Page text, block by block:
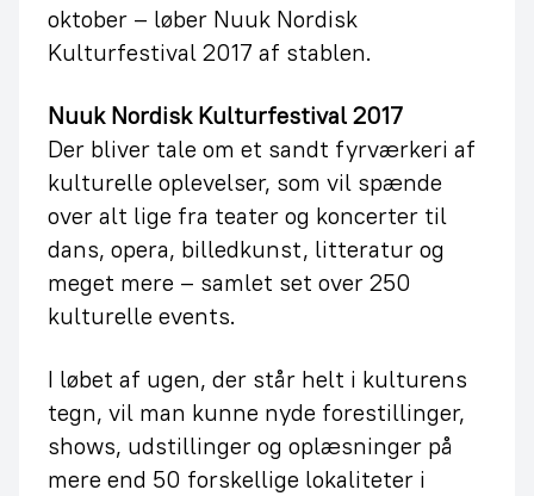
oktober – løber Nuuk Nordisk
Kulturfestival 2017 af stablen.
Nuuk Nordisk Kulturfestival 2017
Der bliver tale om et sandt fyrværkeri af
kulturelle oplevelser, som vil spænde
over alt lige fra teater og koncerter til
dans, opera, billedkunst, litteratur og
meget mere – samlet set over 250
kulturelle events.
I løbet af ugen, der står helt i kulturens
tegn, vil man kunne nyde forestillinger,
shows, udstillinger og oplæsninger på
mere end 50 forskellige lokaliteter i